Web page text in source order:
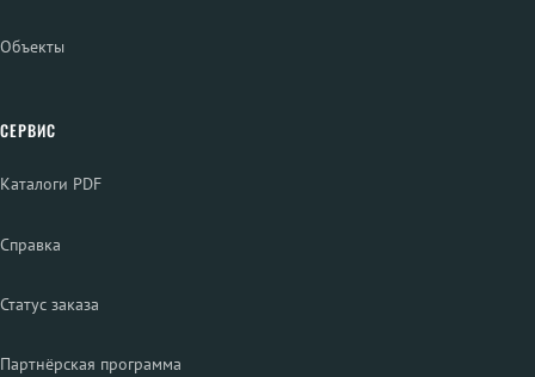
Объекты
СЕРВИС
Каталоги PDF
Справка
Статус заказа
Партнёрская программа